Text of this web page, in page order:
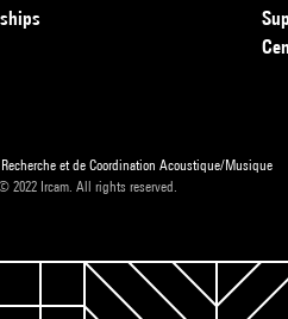
et de Coordination Acoustique/Musique
2022 Ircam. All rights reserved.